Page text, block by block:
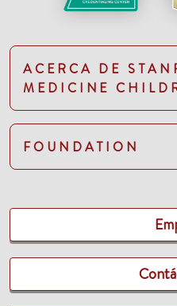
ACERCA DE
MEDICINE
FOUNDATION